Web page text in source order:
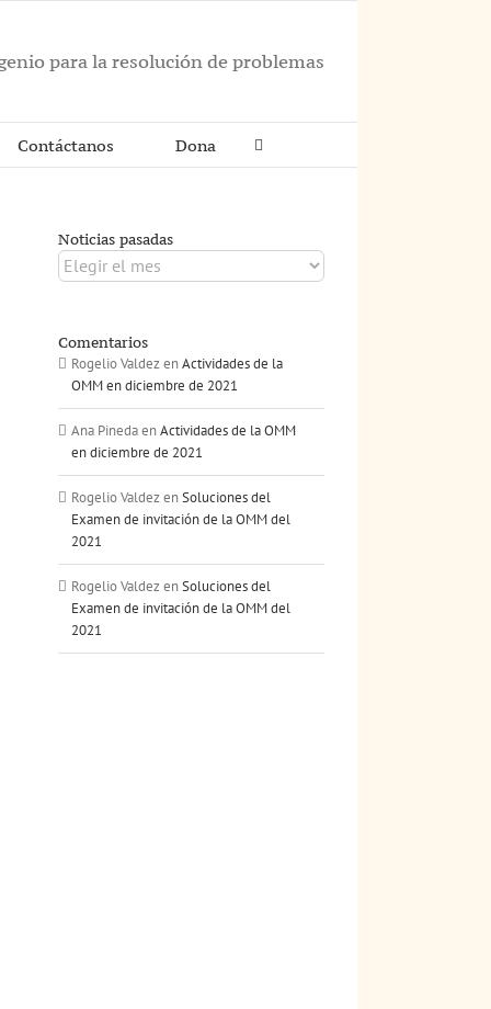
para la resolución de problemas
Contáctanos Dona
Noticias pasadas
Noticias
pasadas
Comentarios
Rogelio ValdezenActividades de la
OMM en diciembre de 2021
Ana PinedaenActividades de la OMM
en diciembre de 2021
Rogelio ValdezenSoluciones del
Examen de invitación de la OMM del
2021
Rogelio ValdezenSoluciones del
Examen de invitación de la OMM del
2021